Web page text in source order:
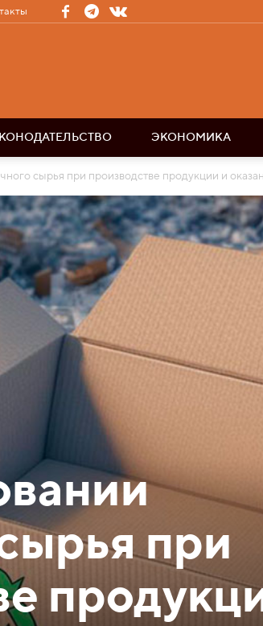
ЭКОНОМИКА
сырья при производстве продукции и
при